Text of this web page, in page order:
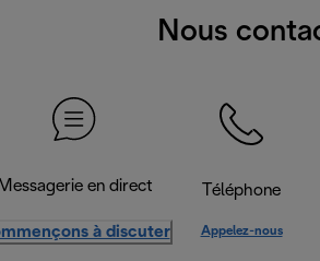
Nous
en direct
à discuter
Téléphone
Appelez-nous